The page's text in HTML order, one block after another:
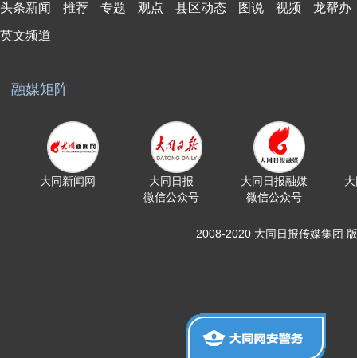
头条新闻 推荐 专题 观点 县区动态 图说 视频 龙帮办
英文频道
融媒矩阵
大同新闻网
大同日报
微信公众号
大同日报融媒
微信公众号
2008-2020 大同日报传媒集团